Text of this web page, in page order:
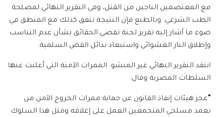
مع المعتصمين الناجين من القتل، وفي التقرير النهائي لمصلحة
الطب الشرعي. وبالطبع فإن النتيجة تتفق كذلك مع المنطق في
ضوء ما أشار إليه تقرير لجنة تقصي الحقائق بشأن عدم التناسب
وإطلاق النار العشوائي واستبعاد بدائل الفض السلمية.
انتقد التقرير النهائي غير المنشو: الممرات الآمنة التي أعلنت عنها
السلطات المصرية وقال:
عجز هيئات إنفاذ القانون عن حماية ممرات الخروج الآمن من
تعمد مسلحي المتجمعين العمل على إغلاقه ومثل هذا السلوك